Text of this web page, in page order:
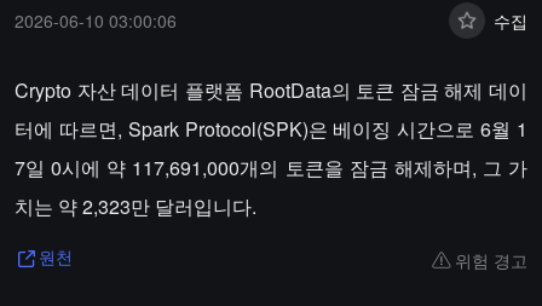
2026-06-10 03:00:06 수집
Crypto 자산 데이터 플랫폼 RootData의 토큰 잠금 해제 데이
터에 따르면, Spark Protocol(SPK)은 베이징 시간으로 6월 1
7일 0시에 약 117,691,000개의 토큰을 잠금 해제하며, 그 가
치는 약 2,323만 달러입니다.
원천 위험 경고